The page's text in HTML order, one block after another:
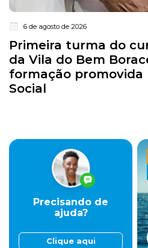
6 de agosto de 2026
Primeira turma do
da Vila do Bem
formação promovida
Social
Precisando de
ajuda?
Clique aqui